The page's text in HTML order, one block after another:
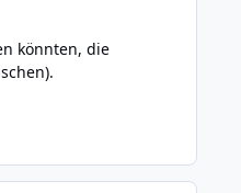
könnten, die